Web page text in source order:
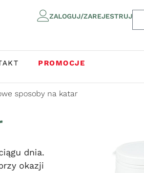
ZALOGUJ/ZAREJESTRUJ
PROMOCJE
sposoby na katar
dnia.
okazji